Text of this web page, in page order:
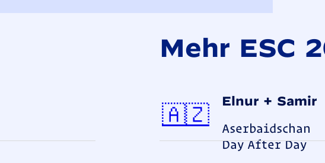
Mehr ESC
Elnur + Samir
Aserbaidschan
Day After Day
🇦🇿